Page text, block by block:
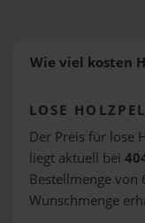
Wie viel kosten
LOSE
Der Preis für lose
liegt aktuell bei
Bestellmenge von
Wunschmenge